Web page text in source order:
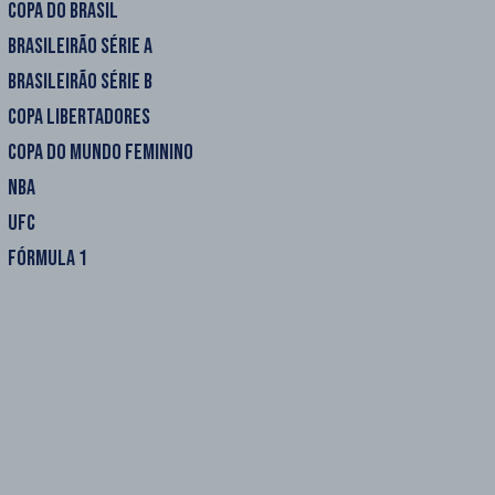
COPA DO BRASIL
BRASILEIRÃO SÉRIE A
BRASILEIRÃO SÉRIE B
COPA LIBERTADORES
COPA DO MUNDO FEMININO
NBA
UFC
FÓRMULA 1